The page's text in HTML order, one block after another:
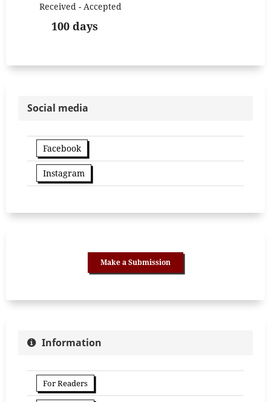
Received - Accepted
100 days
Social media
Facebook
Instagram
Make a Submission
Information
For Readers